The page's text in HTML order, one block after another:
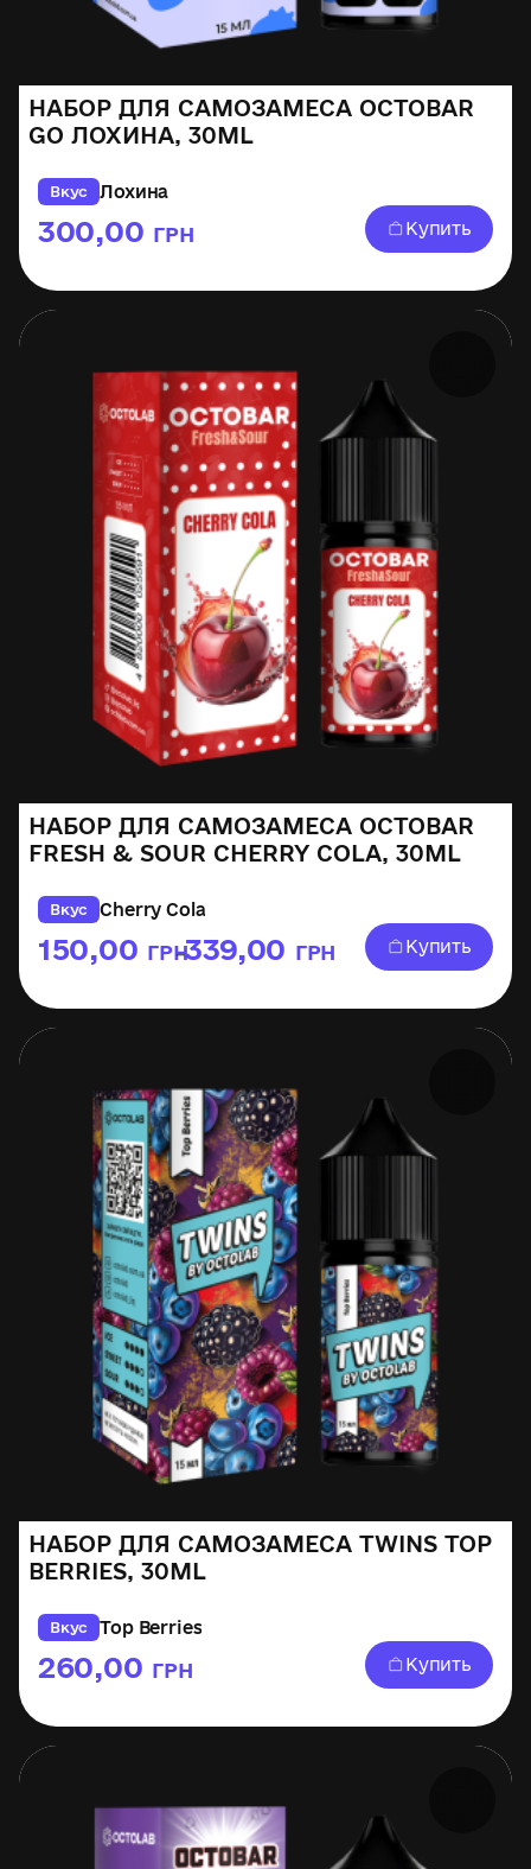
НАБОР ДЛЯ САМОЗАМЕСА OCTOBAR
GO ЛОХИНА, 30ML
Вкус Лохина
300,00 ГРН Купить
НАБОР ДЛЯ САМОЗАМЕСА OCTOBAR
FRESH & SOUR CHERRY COLA, 30ML
Вкус Cherry Cola
150,00 ГРН
–339,00 ГРН Купить
НАБОР ДЛЯ САМОЗАМЕСА TWINS TOP
BERRIES, 30ML
Вкус Top Berries
260,00 ГРН Купить